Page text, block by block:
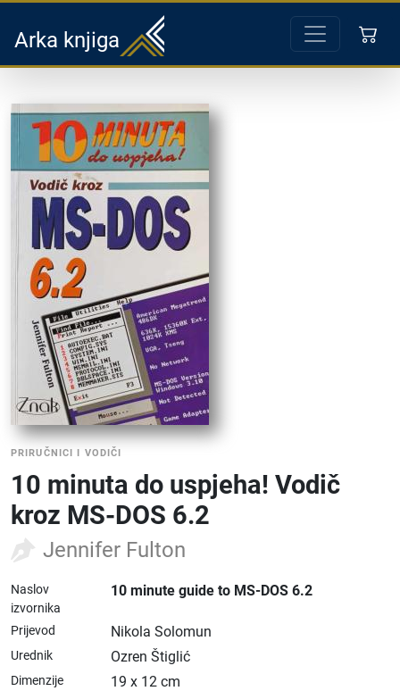
Arka knjiga
PRIRUČNICI I VODIČI
10 minuta do uspjeha! Vodič
kroz MS-DOS 6.2
Jennifer Fulton
Naslov
izvornika
10 minute guide to MS-DOS 6.2
Prijevod Nikola Solomun
Urednik Ozren Štiglić
Dimenzije 19 x 12 cm